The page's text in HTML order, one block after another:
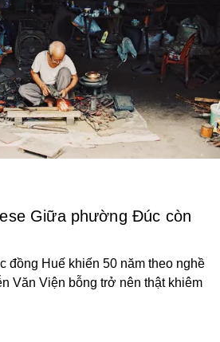
Giữa phường Đúc còn
đồng Huế khiến 50 năm theo nghề
Văn Viện bỗng trở nên thật khiêm